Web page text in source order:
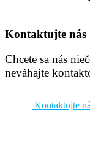
Kontaktujte nás
Chcete sa nás
neváhajte
Kontaktujte